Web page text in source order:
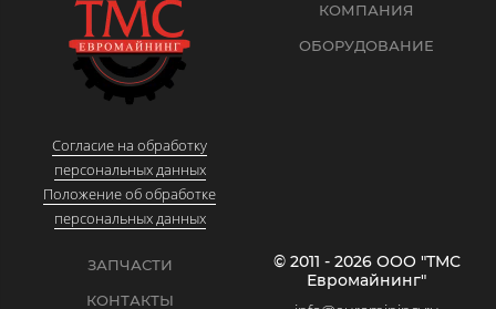
Согласие на обработку
персональных данных
Положение об обработке
персональных данных
КОМПАНИЯ
ОБОРУДОВАНИЕ
ЗАПЧАСТИ
КОНТАКТЫ
© 2011 - 2026 ООО "ТМС
Евромайнинг"